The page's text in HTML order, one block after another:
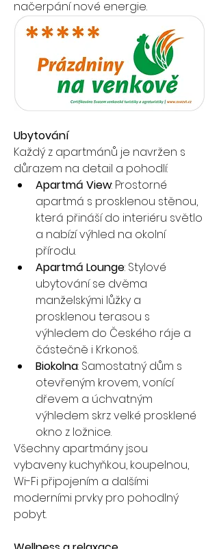
načerpání nové energie.
Ubytování
Každý z apartmánů je navržen s
důrazem na detail a pohodlí:
Apartmá View: Prostorné
apartmá s prosklenou stěnou,
která přináší do interiéru světlo
a nabízí výhled na okolní
přírodu.
Apartmá Lounge: Stylové
ubytování se dvěma
manželskými lůžky a
prosklenou terasou s
výhledem do Českého ráje a
částečně i Krkonoš.
Biokolna: Samostatný dům s
otevřeným krovem, vonící
dřevem a úchvatným
výhledem skrz velké prosklené
okno z ložnice.
Všechny apartmány jsou
vybaveny kuchyňkou, koupelnou,
Wi-Fi připojením a dalšími
moderními prvky pro pohodlný
pobyt.